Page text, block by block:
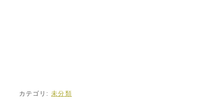
カテゴリ:未分類